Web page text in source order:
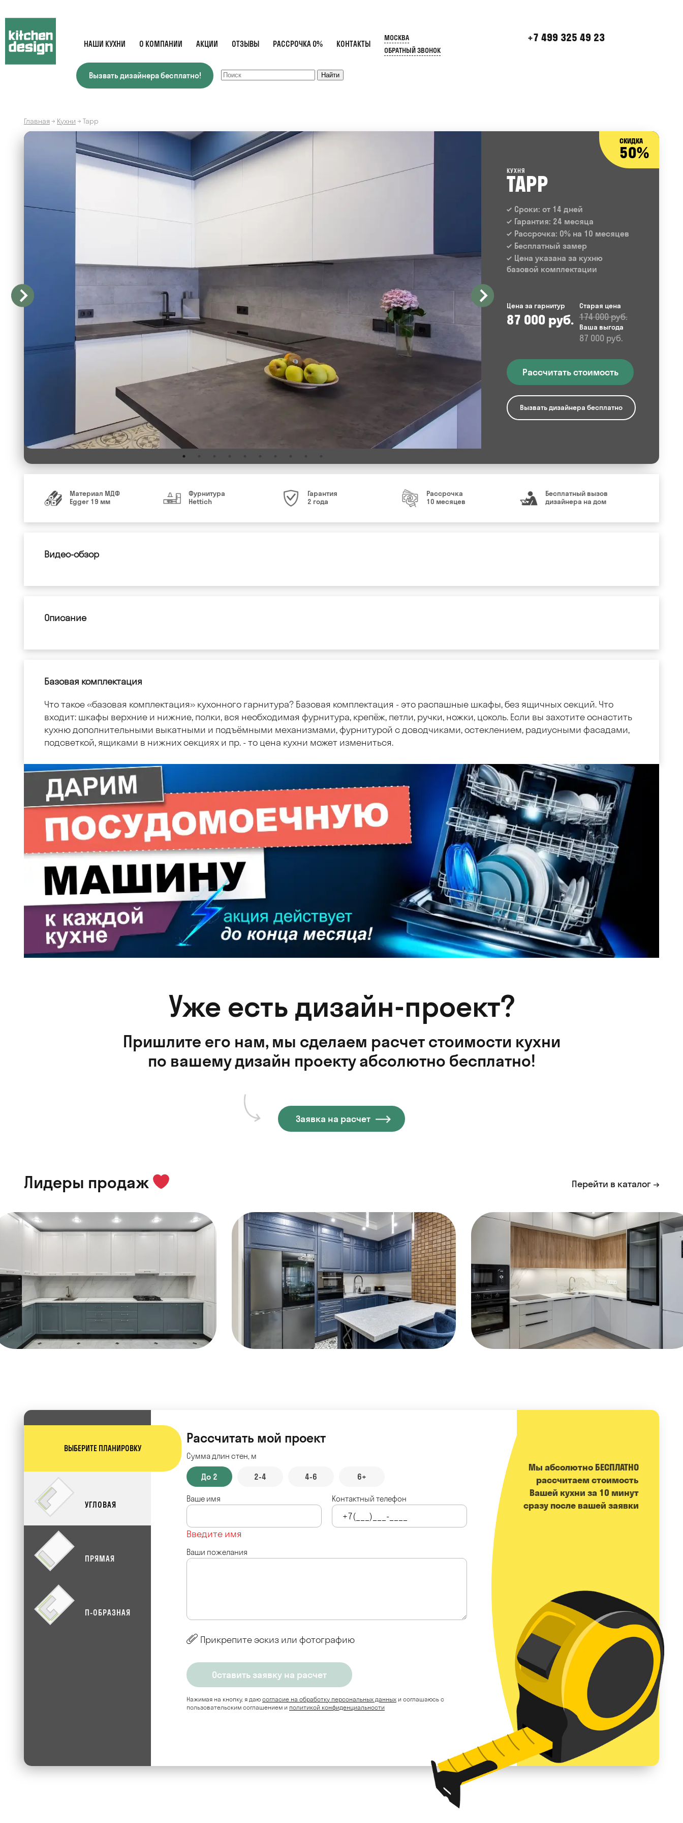
НАШИ КУХНИ О КОМПАНИИ АКЦИИ ОТЗЫВЫ РАССРОЧКА 0% КОНТАКТЫ
+7 499 325 49 23
Вызвать дизайнера бесплатно!
МОСКВА
ОБРАТНЫЙ ЗВОНОК
Главная→ Кухни → Тарр
СКИДКА
50%
КУХНЯ
ТАРР
Сроки: от 14 дней
Гарантия: 24 месяца
Рассрочка: 0% на 10 месяцев
Бесплатный замер
Цена указана за кухню
базовой комплектации
Цена за гарнитур
87 000 руб.
Старая цена
174 000 руб.
Ваша выгода
87 000 руб.
Рассчитать стоимость
Вызвать дизайнера бесплатно
Материал МДФ
Egger 19 мм
Фурнитура
Hettich
Гарантия
2 года
Рассрочка
10 месяцев
Бесплатный вызов
дизайнера на дом
Видео-обзор
Описание
Базовая комплектация
Что такое «базовая комплектация» кухонного гарнитура? Базовая комплектация - это распашные шкафы, без ящичных секций. Что
входит: шкафы верхние и нижние, полки, вся необходимая фурнитура, крепёж, петли, ручки, ножки, цоколь. Если вы захотите оснастить
кухню дополнительными выкатными и подъёмными механизмами, фурнитурой с доводчиками, остеклением, радиусными фасадами,
подсветкой, ящиками в нижних секциях и пр. - то цена кухни может измениться.
Уже есть дизайн-проект?
Пришлите его нам, мы сделаем расчет стоимости кухни
по вашему дизайн проекту абсолютно бесплатно!
Заявка на расчет
Лидеры продаж Перейти в каталог
ВЫБЕРИТЕ ПЛАНИРОВКУ
УГЛОВАЯ
ПРЯМАЯ
П-ОБРАЗНАЯ
Рассчитать мой проект
Сумма длин стен, м
До 2 2-4 4-6 6+
Ваше имя
Введите имя
Контактный телефон
Ваши пожелания
Прикрепите эскиз или фотографию
Нажимая на кнопку, я даю согласие на обработку персональных данных и соглашаюсь c
пользовательским соглашением и политикой конфиденциальности
Мы абсолютно БЕСПЛАТНО
расcчитаем стоимость
Вашей кухни за 10 минут
сразу после вашей заявки